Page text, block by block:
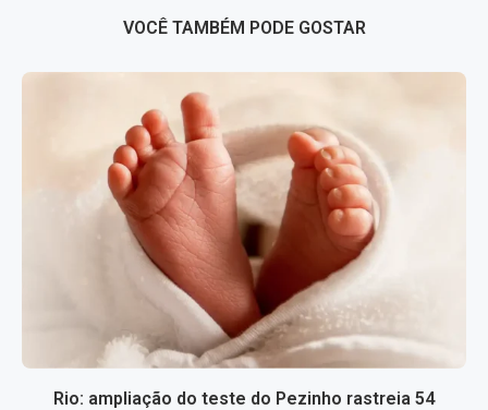
VOCÊ TAMBÉM PODE GOSTAR
Rio: ampliação do teste do Pezinho rastreia 54